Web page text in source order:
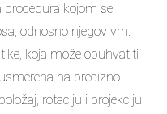
procedura kojom se
odnosno njegov vrh.
koja može obuhvatiti i
na precizno
rotaciju i projekciju.